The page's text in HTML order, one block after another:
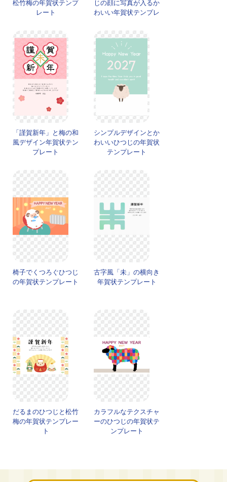
松竹梅の年賀状テンプ
レート
じの顔に写真が入るか
わいい年賀状テンプレ
「謹賀新年」と梅の和
風デザイン年賀状テン
プレート
シンプルデザインとか
わいいひつじの年賀状
テンプレート
椅子でくつろぐひつじ
の年賀状テンプレート
古字風「未」の横向き
年賀状テンプレート
だるまのひつじと松竹
梅の年賀状テンプレー
ト
カラフルなテクスチャ
ーのひつじの年賀状テ
ンプレート